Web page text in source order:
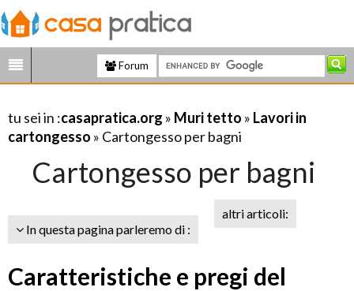
Forum
tu sei in :casapratica.org » Muri tetto » Lavori in
cartongesso » Cartongesso per bagni
Cartongesso per bagni
In questa pagina parleremo di :
altri articoli:
Caratteristiche e pregi del